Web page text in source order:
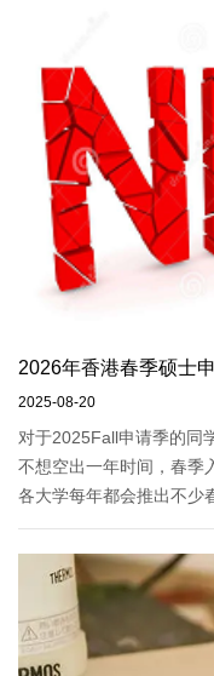
2026年香港春季硕士
2025-08-20
对于2025Fall申请季的同
不想空出一年时间，春季
各大学每年都会推出不少